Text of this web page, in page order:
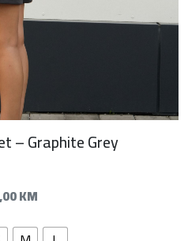
– Graphite Grey
KM